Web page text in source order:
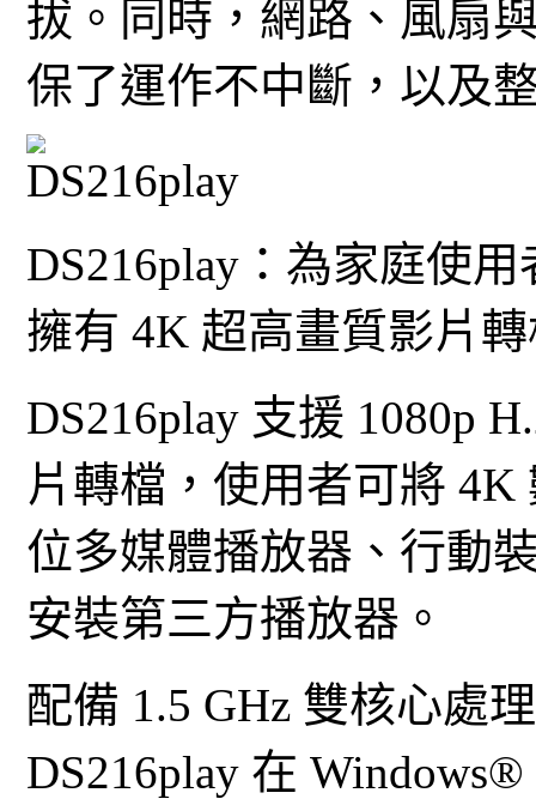
拔。同時，網路、風扇
保了運作不中斷，以及
DS216play：為家庭使
擁有 4K 超高畫質影片
DS216play 支援 1080p
片轉檔，使用者可將
位多媒體播放器、行動
安裝第三方播放器。
配備 1.5 GHz 雙核心處
DS216play 在